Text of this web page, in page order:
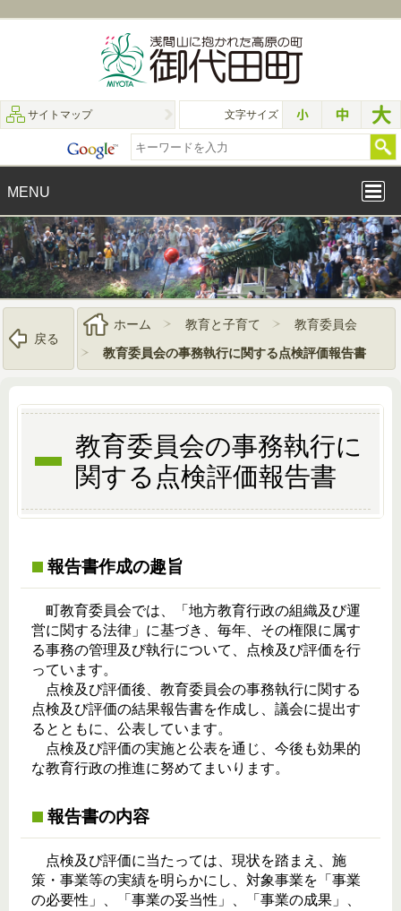
サイトマップ 文字サイズ
MENU
戻る
ホーム 教育と子育て
教育委員会
教育委員会の事務執行に関する点検評価報告書
教育委員会の事務執行に
関する点検評価報告書
報告書作成の趣旨
町教育委員会では、「地方教育行政の組織及び運
営に関する法律」に基づき、毎年、その権限に属す
る事務の管理及び執行について、点検及び評価を行
っています。
点検及び評価後、教育委員会の事務執行に関する
点検及び評価の結果報告書を作成し、議会に提出す
るとともに、公表しています。
点検及び評価の実施と公表を通じ、今後も効果的
な教育行政の推進に努めてまいります。
報告書の内容
点検及び評価に当たっては、現状を踏まえ、施
策・事業等の実績を明らかにし、対象事業を「事業
の必要性」、「事業の妥当性」、「事業の成果」、